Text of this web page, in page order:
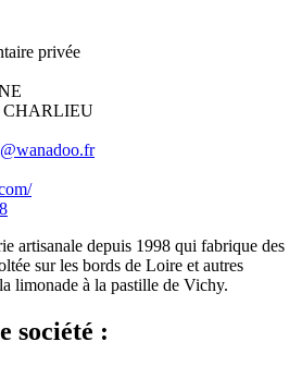
privée
CHARLIEU
artisanale depuis 1998 qui fabrique des
sur les bords de Loire et autres
limonade à la pastille de Vichy.
société :